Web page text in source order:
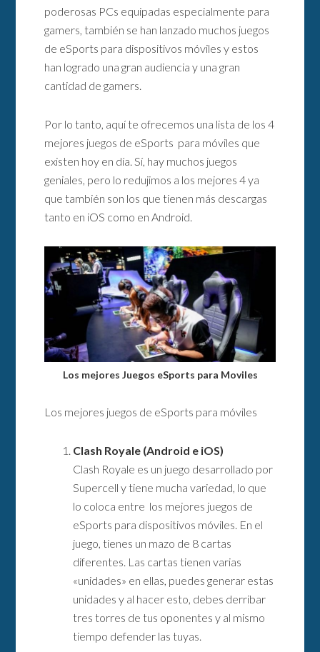
poderosas PCs equipadas especialmente para
gamers, también se han lanzado muchos juegos
de eSports para dispositivos móviles y estos
han logrado una gran audiencia y una gran
cantidad de gamers.
Por lo tanto, aquí te ofrecemos una lista de los 4
mejores juegos de eSports para móviles que
existen hoy en día. Sí, hay muchos juegos
geniales, pero lo redujimos a los mejores 4 ya
que también son los que tienen más descargas
tanto en iOS como en Android.
Los mejores Juegos eSports para Moviles
Los mejores juegos de eSports para móviles
Clash Royale (Android e iOS)
Clash Royale es un juego desarrollado por
Supercell y tiene mucha variedad, lo que
lo coloca entre los mejores juegos de
eSports para dispositivos móviles. En el
juego, tienes un mazo de 8 cartas
diferentes. Las cartas tienen varias
«unidades» en ellas, puedes generar estas
unidades y al hacer esto, debes derribar
tres torres de tus oponentes y al mismo
tiempo defender las tuyas.